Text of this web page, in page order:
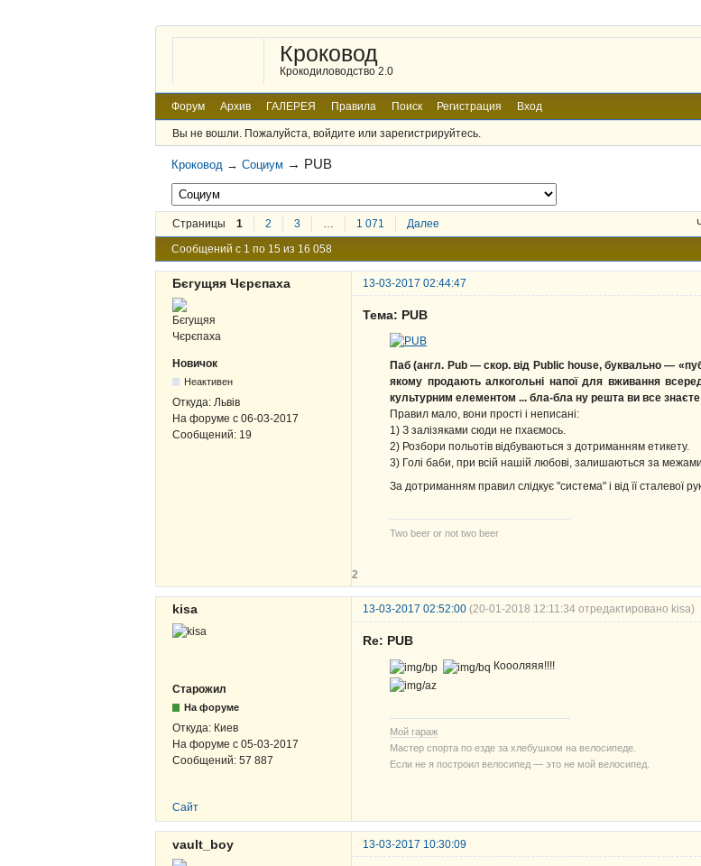
Кроковод
Крокодиловодство 2.0
Форум Архив ГАЛЕРЕЯ Правила Поиск Регистрация Вход
Вы не вошли. Пожалуйста, войдите или зарегистрируйтесь.
Кроковод →Социум → PUB
Страницы 1 2 3 … 1 071 Далее
Сообщений с 1 по 15 из 16 058
Бєгущяя Чєрєпаха 13-03-2017 02:44:47
Новичок
Неактивен
Откуда: Львів
На форуме с 06-03-2017
Сообщений: 19
Тема: PUB
Паб (англ. Pub — скор. від Public house, буквально —
якому продають алкогольні напої для вживання
культурним елементом ... бла-бла ну решта ви все
Правил мало, вони прості і неписані:
1) З залізяками сюди не пхаємось.
2) Розбори польотів відбуваються з дотриманням етикету.
3) Голі баби, при всій нашій любові, залишаються за
За дотриманням правил слідкує "система" і від її
Two beer or not two beer
2
kisa 13-03-2017 02:52:00 (20-01-2018 12:11:34 отредактировано kisa)
Старожил
На форуме
Откуда: Киев
На форуме с 05-03-2017
Сообщений: 57 887
Re: PUB
Коооляяя!!!!
Мой гараж
Мастер спорта по езде за хлебушком на велосипеде.
Если не я построил велосипед — это не мой велосипед.
Сайт
vault_boy 13-03-2017 10:30:09